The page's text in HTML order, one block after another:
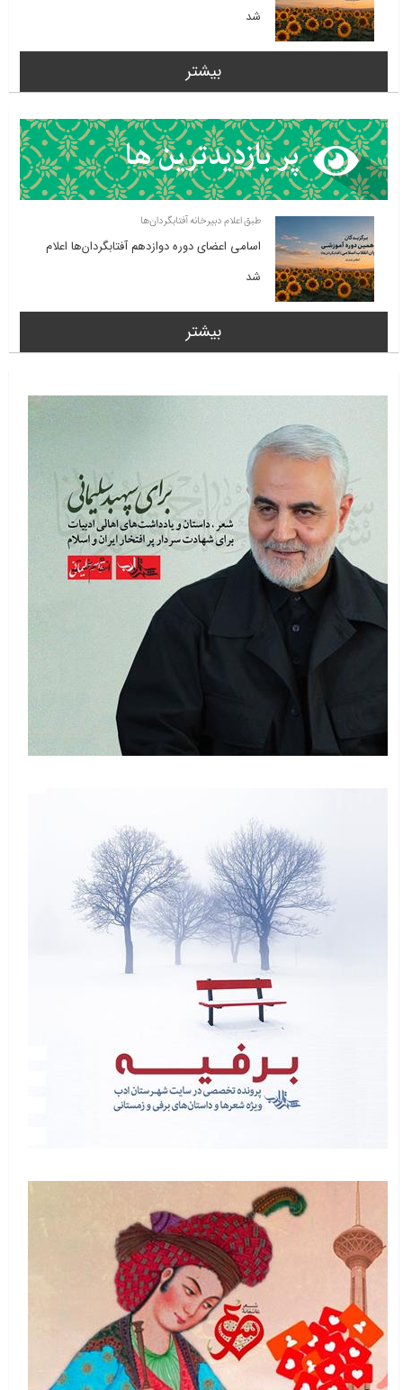
شد
بیشتر
طبق اعلام دبیرخانه آفتابگردان‌ها
اسامی اعضای دوره دوازدهم آفتابگردان‌ها اعلام
شد
بیشتر